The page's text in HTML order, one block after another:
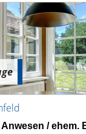
Anwesen / ehem.